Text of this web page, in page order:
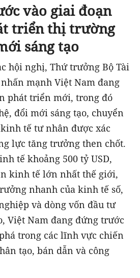
vào giai đoạn
triển thị trường
sáng tạo
hội nghị, Thứ trưởng Bộ Tài
mạnh Việt Nam đang
phát triển mới, trong đó
đổi mới sáng tạo, chuyển
tế tư nhân được xác
lực tăng trưởng then chốt.
tế khoảng 500 tỷ USD,
kinh tế lớn nhất thế giới,
nhanh của kinh tế số,
và dòng vốn đầu tư
Việt Nam đang đứng trước
trong các lĩnh vực chiến
tạo, bán dẫn và công